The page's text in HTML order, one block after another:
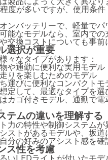
製品によって大きく異なり
度が多いですが、使用条
ンバッテリーで、軽量でパ
能なモデルなら、室内での
交換コストについても事前
選択が重要
々なタイプがあります：
物や通勤に便利な実用モデル
走りを楽しむためのモデル
ち運びに便利なコンパクトモ
定して、最適なタイプを選
カゴ付きモデル、通勤で
テムの違いを理解する
力の特性や制御システムが
ストがあるモデルや、坂道
分の好みのアシスト感を確
ス性を考慮